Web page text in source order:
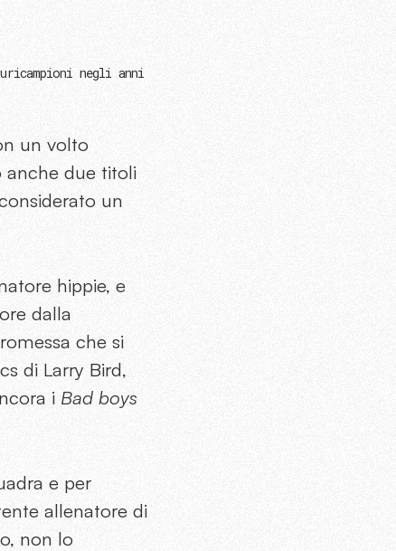
negli anni
un volto
anche due titoli
un
hippie, e
dalla
che si
di Larry Bird,
i Bad boys
e per
allenatore di
non lo